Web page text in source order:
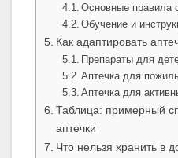
Основные правила
Обучение и
Как адаптировать
Препараты для
Аптечка для
Аптечка для
Таблица: примерный
аптечки
Что нельзя хранить в